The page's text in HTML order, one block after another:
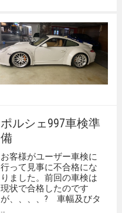
ポルシェ997車検準
備
お客様がユーザー車検に
行って見事に不合格にな
りました。前回の車検は
現状で合格したのです
が、、、、? 車幅及びタ
…